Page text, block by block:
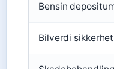
Bensin
Bilverdi sikkerhet